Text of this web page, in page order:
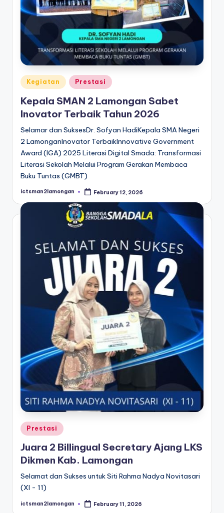
Posted
in
Kegiatan Prestasi
Kepala SMAN 2 Lamongan Sabet
Inovator Terbaik Tahun 2026
Selamar dan SuksesDr. Sofyan HadiKepala SMA Negeri
2 LamonganInovator TerbaikInnovative Government
Award (IGA) 2025 Literasi Digital Smada: Transformasi
Literasi Sekolah Melalui Program Gerakan Membaca
Buku Tuntas (GMBT)
Posted
ictsman2lamongan February 12, 2026
Posted
in
Prestasi
Juara 2 Billingual Secretary Ajang LKS
Dikmen Kab. Lamongan
Selamat dan Sukses untuk Siti Rahma Nadya Novitasari
(XI - 11)
Posted
ictsman2lamongan February 11, 2026